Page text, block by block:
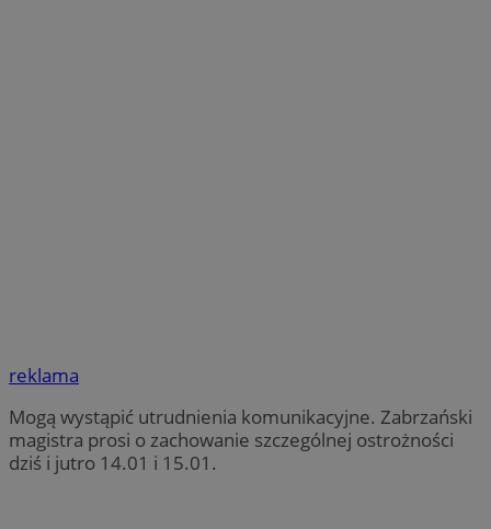
reklama
Mogą wystąpić utrudnienia komunikacyjne. Zabrzański
magistra prosi o zachowanie szczególnej ostrożności
dziś i jutro 14.01 i 15.01.